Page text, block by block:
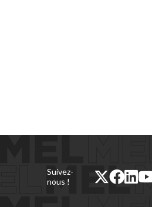
Suivez-
nous !
twitter